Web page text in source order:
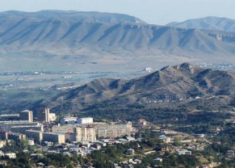
з
корупцією